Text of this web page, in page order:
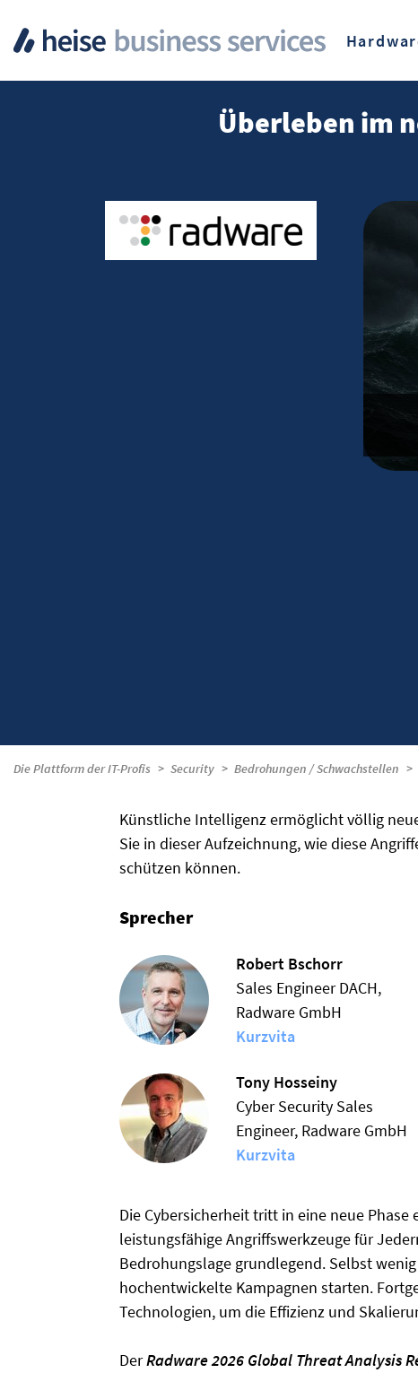
Überleben im
Die Plattform der IT-Profis Security Bedrohungen / Schwachstellen
Künstliche Intelligenz ermöglicht völlig
Sie in dieser Aufzeichnung, wie diese
schützen können.
Sprecher
Robert Bschorr
Sales Engineer DACH,
Radware GmbH
Kurzvita
Tony Hosseiny
Cyber Security Sales
Engineer, Radware GmbH
Kurzvita
Die Cybersicherheit tritt in eine neue Phase
leistungsfähige Angriffswerkzeuge für
Bedrohungslage grundlegend. Selbst
hochentwickelte Kampagnen starten.
Technologien, um die Effizienz und
DerRadware 2026 Global Threat Analysis